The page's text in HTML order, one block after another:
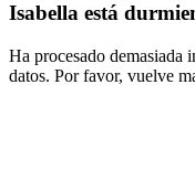
Isabella está
Ha procesado demasiada
datos. Por favor, vuelve